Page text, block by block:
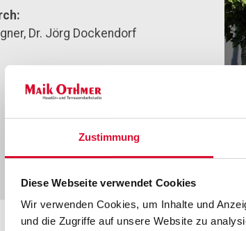
Zustimmung
Diese Webseite verwendet Cookies
Wir verwenden Cookies, um Inhalte und
und die Zugriffe auf unsere Website zu
Dr. Jörg Dockendorf